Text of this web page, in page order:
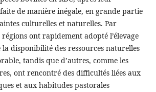
de manière inégale, en grande partie
culturelles et naturelles. Par
ont rapidement adopté l’élevage
disponibilité des ressources naturelles
tandis que d’autres, comme les
ont rencontré des difficultés liées aux
et aux habitudes pastorales